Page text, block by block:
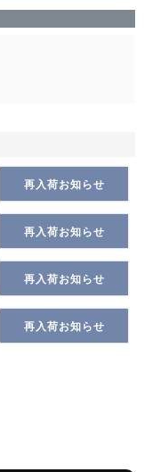
再入荷お知らせ
再入荷お知らせ
再入荷お知らせ
再入荷お知らせ